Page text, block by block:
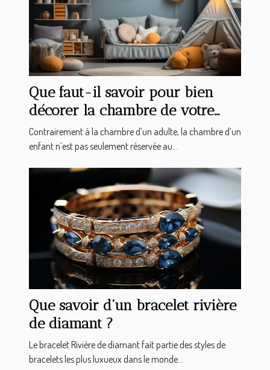
Que faut-il savoir pour bien
décorer la chambre de votre
enfant ?
Contrairement à la chambre d’un adulte, la chambre d’un
enfant n’est pas seulement réservée au...
Que savoir d’un bracelet rivière
de diamant ?
Le bracelet Rivière de diamant fait partie des styles de
bracelets les plus luxueux dans le monde...